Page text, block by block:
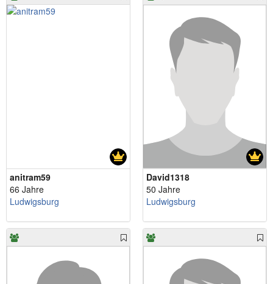
anitram59
66 Jahre
Ludwigsburg
David1318
50 Jahre
Ludwigsburg